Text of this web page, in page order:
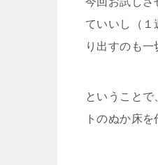
ていいし（１
り出すのも
ということ
トのぬか床